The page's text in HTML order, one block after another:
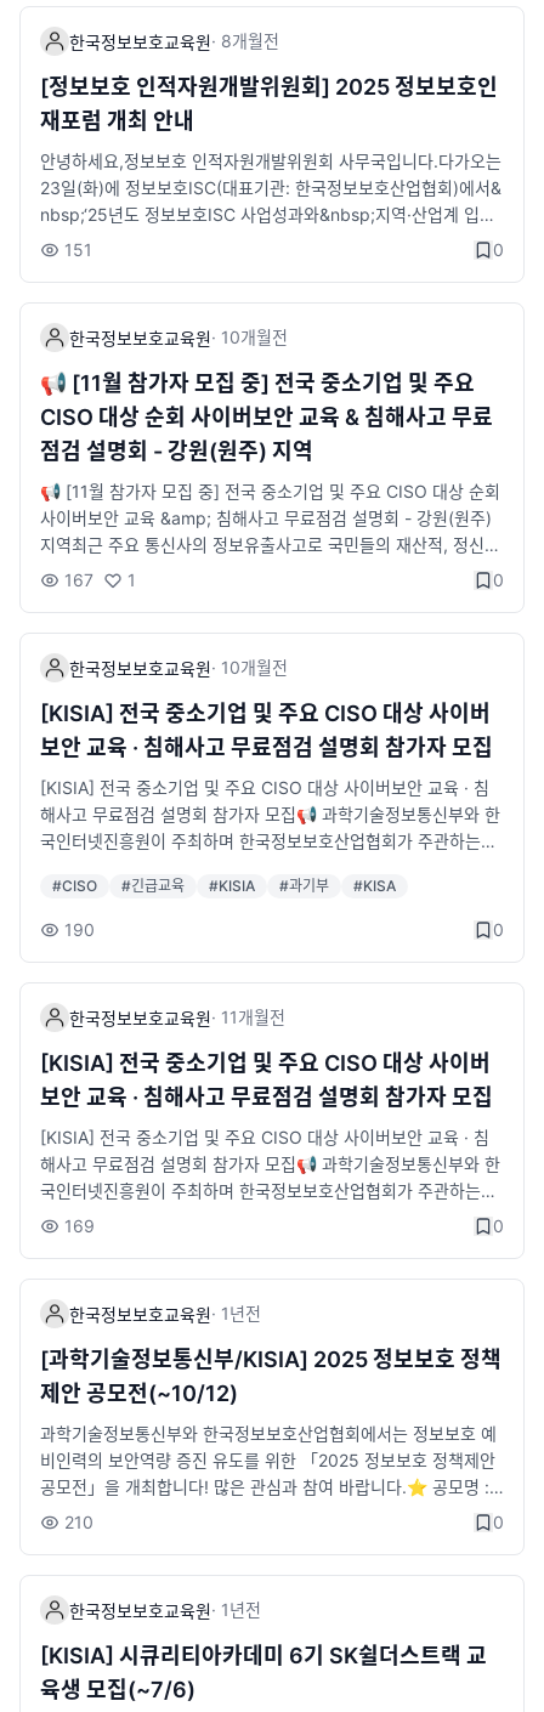
대상 추후 개별 안내 예정입니다.📜 신청방법STEP 1) 구글폼 등
록 신청STEP 2) KISIA 한국정보보호교육원 LMS 통합 온라인 지
원📆 교육일정1) 직무교육 : 2월 23일(월) ~ 4월 8일(수) (총 7
주)2) 실무 프로젝트 : 4월 6일(월) ~ 5월 19일(화) (총 7주)3) 인
턴 연계: 교육 수료 후 3개월※ 입학식: 2월 23일(월), 수료식: 5월
20일(수)✏️ 교육구성📆 교육장소- KISIA 한국정보보호교육원
(송파구 소재)📆 교육시간- 10:00~17:00(주말 · 공휴일 제외)🎁
교육혜택- 과학기술정보통신부 장관상 및 부상 수여- 전액 무료 교
설팅 제공- 취업 연계 지원- 전문 멘토링 및 프로젝트 지원- 전용
교육장 제공 및 노트북 대여📞 문의처 : KISIA 한국정보보호교육
a.or.kr✅ 한국정보보호교육원 블로그- 링크 :https://blog.nave
r.com/kisiaedu※ 시큐리티아카데미 페이지에서 해당 교육에 관
한 자세한 내용을 확인하실 수 있습니다.✅ 한국정보보호산업협
회 시큐리티아카데미 소개 페이지- 링크 :https://www.kisia.or.k
r/talent_support/education_business/security_academy※
과 폭 넓은 정보보호 기업 탐색 기회 제공🛡️ 직무트랙 소개(1) 진
단분석 트랙(취업 연계 직무: 보안관제, 보안 엔지니어, 취약점 진
단, 모의해킹, CERT/침해사고 분석 등)(2) 컨설팅 트랙(취업 연계
직무: 기술 컨설팅, 관리 컨설팅, 정보보안담당자 등)※ 교육 과정
수료 후 정보보호 인력양성 얼라이언스(참여 기업 70개사)로 취업
연계 지원🛡️ 참여기업안랩, LG CNS, SK쉴더스, 이글루코퍼레이
션, 지니언스, 이스트시큐리티, 시큐아이, 라온시큐어, 펜타시큐리
티, 파이오링크, 모니터랩, 드림시큐리티, 스틸리언, 쿼드마이너,
스패로우, 에스에스알, 지란지교시큐리티, 지란지교데이터, 에스
지에이솔루션즈, 윈스테크넷, 엑스게이트, 엔큐리티, 엔에스에이
티움, 트리니티소프트, 엔키화이트햇, 수산아이앤티, 굿모닝아이
텍, 엘에스웨어, 엔시큐어, 워터월시스템즈, 앤앤에스피, 오픈베이
스, 한국통신인터넷기술, 린시큐어, 나인시큐리티, 지엠디소프트,
싸이터, 디사일로, 나온웍스, 시큐센, 에스에스앤씨, 카인드소프트,
케이티엔에프, 시옷, MOCA, 엔텀네트웍스, 데이터코볼트, 더스
팟, 나일로프트, 블루문소프트, 기원테크, 브랜드시큐리티(한국지
점), 씨에이에스, 씨엠티정보통신, 시큐와우, 엔아티서비스(NIT S
ervice), 씨드젠, 포테이토넷, 동훈아이텍, 한시큐리티, 지시스, 케
이엑스넥스지, 코닉글로리, 테르텐, 시큐어링크 등 70개사※ 참여
기업은 지속적으로 확대 예정⭐ 모집대상- 4년제(학사) 이상 IT
유관학과 졸업(예정)자 총 50명(1) 진단분석 트랙(25명)(2) 컨설
팅 트랙(25명)⭐ 우대조건- '26년 8월 기준 졸업자 또는 졸업예
정자- 정보보호 관련 전공자 및 자격증 소지자- 교육 종료 후 취업
연계 가능자📢 온라인 설명회- 2026년 1월 14일(수)※ 상기 일정
정입니다.📜 선발절차1) 접수마감 : 1월 22일(목) 오전 10시까지
2) 대면면접 : 2월 5일(목) ~ 2월 6일(금)3) 합격자 발표 : 개별 안
내 예정입니다.📜 신청방법STEP 1) 구글폼 등록 신청STEP 2) KI
SIA 한국정보보호교육원 LMS 통합 온라인 지원📆 교육일정1) 직
무교육 : 2월 23일(월) ~ 4월 17일(금) (총 8주)2) 실무 프로젝트
: 4월 20일(월) ~ 6월 5일(금) (총 7주)3) 인턴십 매칭 : 6월 8일
입학식: 2월 23일(월), 수료식: 6월 18일(목)✏️ 교육구성
한국정보보호교육원· 8개월전
[정보보호 인적자원개발위원회] 2025 정보보호인
재포럼 개최 안내
안녕하세요,정보보호 인적자원개발위원회 사무국입니다.다가오는
23일(화)에 정보보호ISC(대표기관: 한국정보보호산업협회)에서&
nbsp;‘25년도 정보보호ISC 사업성과와&nbsp;지역·산업계 입장
의 현황 및 수요 공유를 통해정보보호인력 정책 방향 수립을 지원
참여&nbsp;부탁드립니다.&nbsp;현장 참여를&nbsp;희망하실
경우, 아래의&nbsp;참가신청 링크에 접속하시어 신청 부탁드립니
다.&nbsp;본 행사는 현장에서&nbsp;실시간 생중계 될 예정이므
로, 협회 유튜브 채널을&nbsp;통해서도 참여&nbsp;가능합니다.
&nbsp;&nbsp;&nbsp;&lt;행사 개요&gt;ㅇ 행사명 : 정보보호IS
C&nbsp;2025 정보보호인재포럼ㅇ 일시 :&nbsp;2025.12.23.
(화) 14:00~17:00ㅇ 장소 :&nbsp;과학기술컨벤션센터 B1 프리
미엄 중회의실(서울시 강남구 테헤란로 테헤란로7길 22)&nbsp;
※ 온·오프라인 동시 진행 : 대표기관(KISIA) 유튜브 채널을 통한
실시간 송출 예정ㅇ 대상 : 정보보호ISC 참여기관 및 기업, 산업계
·유관기관 관계자&nbsp;* 참가비 무료&nbsp; / 주차 지원ㅇ 현
장 참석&nbsp;신청기한 : ~'25.12.21(일요일) 까지&nbsp; * 단,
석자 대상 다과 및 기념품 제공)&nbsp;▶&nbsp;참가신청 바로가
채널 바로가기(온라인 생중계) : www.youtube.com/@한국정보
보호산업-b7y&nbsp;&nbsp;▶&nbsp;정보보호ISC 사무국 02-
6418-5655감사합니다.
151 0
한국정보보호교육원· 10개월전
📢 [11월 참가자 모집 중] 전국 중소기업 및 주요
CISO 대상 순회 사이버보안 교육 & 침해사고 무료
점검 설명회 - 강원(원주) 지역
📢 [11월 참가자 모집 중] 전국 중소기업 및 주요 CISO 대상 순회
사이버보안 교육 &amp; 침해사고 무료점검 설명회 - 강원(원주)
지역​최근 주요 통신사의 정보유출사고로 국민들의 재산적, 정신적
피해가 자주 발생하고 있습니다.기업 또한 주요 데이터가 해킹 등
회에서는 전국 CISO의 정보보호 역량 강화를 목표로 한 교육 프로
그램과 공급기업 상담회를 병행하는 설명회를 개최합니다.설명회
당일 함께 진행되는 공급기업 상담회에서는 무료 상담과 더불어
일정 기간 제품 및 솔루션 무료 도입 기회도 제공됩니다.*자세한
내용은 첨부 포스터를 참고해 주시기 바랍니다.🔗 참가 신청http
s://forms.gle/gi9Zp8xRvfXYekdm7&nbsp;&nbsp;🙋참가대
상- 지역별 CISO 및 기업 내 보안관리자&nbsp;📆 일시 및 장소&
nbsp;- 11월 18일(화) 13:00 ~ 17:00 /&nbsp;강원(원주) (원주
신 사례 기반 CISO 정보보호 역량강화 교육- 보안기업(20개) 솔
루션 상담회- 긴급점검 신청 접수🎁 설명회 혜택- 한국인터넷진흥
원 수료증(수료자 한정)- 기념품 및 경품 제공(네트워킹 개인정보
announcement/association/754/☎️ 문의한국정보보호산업협
회 한국정보보호교육원T. 02-6418-5656 / 6748-2038E. hht1
1111@kisia.or.kr
167 1 0
한국정보보호교육원· 10개월전
[KISIA] 전국 중소기업 및 주요 CISO 대상 사이버
보안 교육 · 침해사고 무료점검 설명회 참가자 모집
[KISIA] 전국 중소기업 및 주요 CISO 대상 사이버보안 교육 · 침
해사고 무료점검 설명회 참가자 모집​📢 과학기술정보통신부와 한
국인터넷진흥원이 주최하며 한국정보보호산업협회가 주관하는
무료점검 설명회」참가자를 모집합니다.​🙋‍♀️ 참가대상- 전국 CISO
및 기업 내 보안관리자 1,000명 내외 (지역별 150명 내외)​📆 일
5(광주) / 12(익산) / 13(제주) / 18(원주)​✅ 장소- 전국 주요 도시
10곳 (인천·대구·울산·부산·경기·청주·광주·전주·제주·강원)*상세
내용은 포스터 참고​✅ 프로그램▶ 최신 사례 기반 CISO 정보보호
역량강화 교육​▶ 보안기업(20개) 솔루션 구매상담회▶ 긴급점검
신청 접수​💌 설명회 혜택- 한국인터넷진흥원 수료증(수료자에 한
해)- 기념품 및 경품 혜택(네트워킹 개인정보 수집이용 동의자에
한해)​📍 참가 신청https://forms.gle/gi9Zp8xRvfXYekdm7​📑
자세히 보기https://www.kisia.or.kr/announcement/associati
on/754/​☎️ 문의- 한국정보보호산업협회 한국정보보호교육원T.
02-6418-5656/6748-2038E. hht11111@kisia.or.kr​​많은 관심
#CISO #긴급교육 #KISIA #과기부 #KISA
190 0
한국정보보호교육원· 11개월전
[KISIA] 전국 중소기업 및 주요 CISO 대상 사이버
보안 교육 · 침해사고 무료점검 설명회 참가자 모집
[KISIA] 전국 중소기업 및 주요 CISO 대상 사이버보안 교육 · 침
해사고 무료점검 설명회 참가자 모집📢 과학기술정보통신부와 한
국인터넷진흥원이 주최하며 한국정보보호산업협회가 주관하는
「전국 중소기업 및 주요 CISO 대상 사이버보안 교육·침해사고
시- 2025년 9월 ~ 11월 중 (13:00 ~ 17:00) * 9月 23(인천) / 2
4(대구) * 10月 22(울산) / 23(부산) / 30(경기) * 11月 4(청주) /
5(광주) / 12(익산) / 13(제주) / 18(원주)✅ 장소 - 전국 주요 도
시 10곳 (인천·대구·울산·부산·경기·청주·광주·전주·제주·강원) *상
세 내용은 포스터 참고✅ 프로그램▶ 최신 사례 기반 CISO 정보
보호 역량강화 교육▶ 보안기업(20개) 솔루션 구매상담회▶ 긴급
점검 신청 접수💌 설명회 혜택- 한국인터넷진흥원 수료증(수료자
에 한해)- 기념품 및 경품 혜택(네트워킹 개인정보 수집이용 동의
자에 한해)📍 참가 신청https://forms.gle/gi9Zp8xRvfXYekd
m7📑 자세히 보기https://www.kisia.or.kr/announcement/as
육원 T. 02-6418-5656/6748-2038 E. hht11111@kisia.or.kr
많은 관심과 참여 부탁드립니다.
169 0
한국정보보호교육원· 1년전
[과학기술정보통신부/KISIA] 2025 정보보호 정책
제안 공모전(~10/12)
과학기술정보통신부와 한국정보보호산업협회에서는 정보보호 예
비인력의 보안역량 증진 유도를 위한 「2025 정보보호 정책제안
공모전」을 개최합니다! 많은 관심과 참여 바랍니다.⭐ 공모명 : 2
025 정보보호 정책제안 공모전⭐ 주최/주관 : 과학기술정보통신
모기간 : 2025. 7. 23.(수) 14:00 ~ 10. 12.(일) 23:59• 서류평
가 : 10월 3주차• 발표평가 : 11월 3주차• 시상 : 12월 3주차📌
공모접수• 참가자격 : 정보보호 정책 관련 아이디어를 보유한 전국
대학(원)생 팀(최소 2인~최대 4인)• 공모주제 : 정보보호 전 분야
에 대한 정책 관련 자유 제안• 참가방법 : KUCIS 이메일(kucis@
210 0
한국정보보호교육원· 1년전
[KISIA] 시큐리티아카데미 6기 SK쉴더스트랙 교
육생 모집(~7/6)